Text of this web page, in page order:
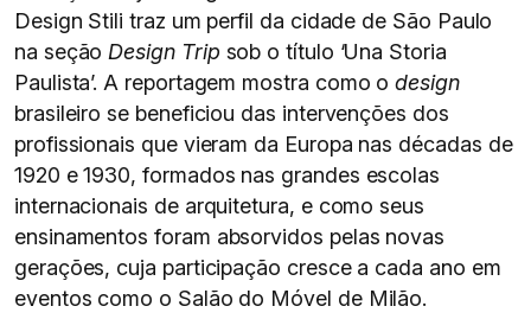
Design Stili traz um perfil da cidade de São Paulo
na seção Design Trip sob o título ‘Una Storia
Paulista’. A reportagem mostra como odesign
brasileiro se beneficiou das intervenções dos
profissionais que vieram da Europa nas décadas de
1920 e 1930, formados nas grandes escolas
internacionais de arquitetura, e como seus
ensinamentos foram absorvidos pelas novas
gerações, cuja participação cresce a cada ano em
eventos como o Salão do Móvel de Milão.